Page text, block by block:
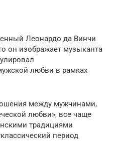
Леонардо да Винчи
он изображает музыканта
любви в рамках
между мужчинами,
любви», все чаще
традициями
период